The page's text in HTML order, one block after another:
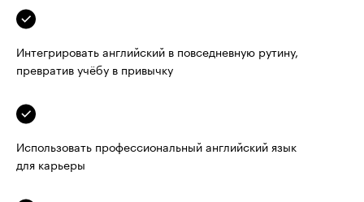
Интегрировать английский в повседневную рутину,
превратив учёбу в привычку
Использовать профессиональный английский язык
для карьеры